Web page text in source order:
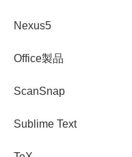
Nexus5
Office製品
ScanSnap
Sublime Text